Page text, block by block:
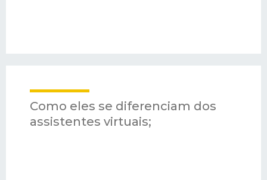
Como eles se diferenciam dos
assistentes virtuais;